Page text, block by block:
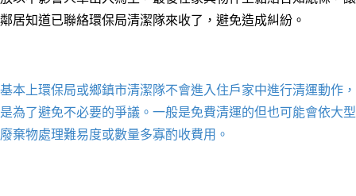
鄰居知道已聯絡環保局清潔隊來收了，避免造成糾紛。
基本上環保局或鄉鎮市清潔隊不會進入住戶家中進行清運動作，
是為了避免不必要的爭議。一般是免費清運的但也可能會依大型
廢棄物處理難易度或數量多寡酌收費用。